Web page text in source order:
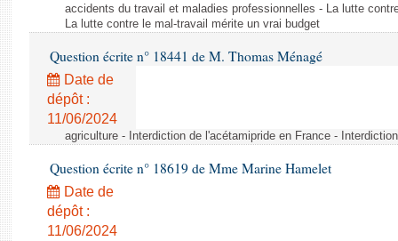
accidents du travail et maladies professionnelles - La lutte
La lutte contre le mal-travail mérite un vrai budget
Question écrite n° 18441 de M. Thomas Ménagé
Date de
dépôt :
11/06/2024
agriculture - Interdiction de l'acétamipride en France -
Question écrite n° 18619 de Mme Marine Hamelet
Date de
dépôt :
11/06/2024